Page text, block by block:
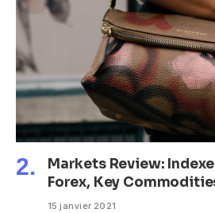
Markets Review:
Forex, Key
15 janvier 2021